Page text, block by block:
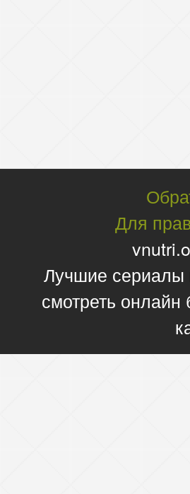
Для
Лучшие
смотреть